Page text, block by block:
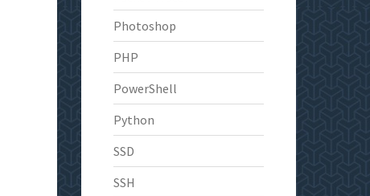
Photoshop
PHP
PowerShell
Python
SSD
SSH